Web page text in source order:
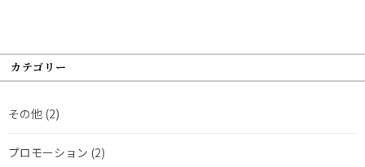
カテゴリー
その他 (2)
プロモーション (2)